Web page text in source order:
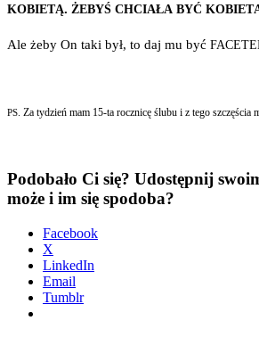
KOBIETĄ. ŻEBYŚ CHCIAŁA BYĆ
Ale żeby On taki był, to daj mu być
PS . Za tydzień mam 15-ta rocz­ni­cę ślu­bu i z tego szczę­ścia
Podobało Ci się? Udostępnij
może i im się spodoba?
Face­bo­ok
X
Lin­ke­dIn
Ema­il
Tum­blr